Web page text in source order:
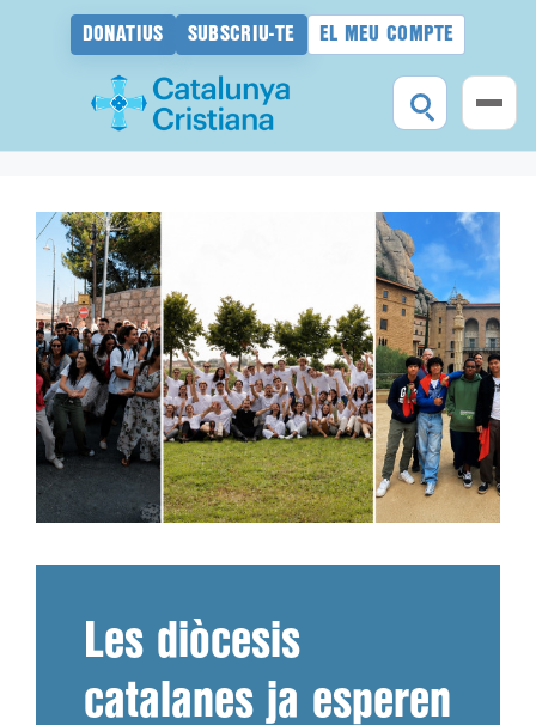
DONATIUS SUBSCRIU-TE EL MEU COMPTE
contingut
Les diòcesis
catalanes ja esperen